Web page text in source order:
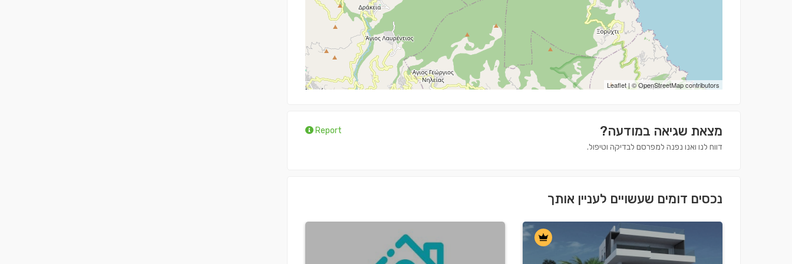
Leaflet| ©OpenStreetMapcontributors
Report מצאת שגיאה במודעה?
דווח לנו ואנו נפנה למפרסם לבדיקה וטיפול.
נכסים דומים שעשויים לעניין אותך